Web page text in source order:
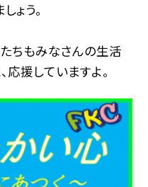
ょう。
ちもみなさんの生活
援していますよ。